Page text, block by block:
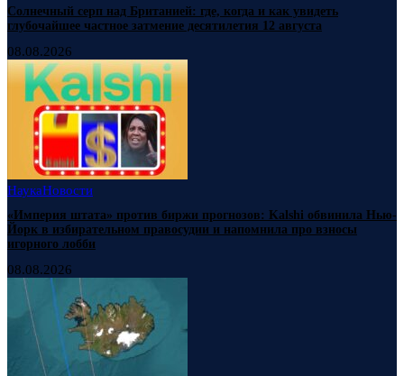
Солнечный серп над Британией: где, когда и как увидеть
глубочайшее частное затмение десятилетия 12 августа
08.08.2026
НаукаНовости
«Империя штата» против биржи прогнозов: Kalshi обвинила Нью-
Йорк в избирательном правосудии и напомнила про взносы
игорного лобби
08.08.2026